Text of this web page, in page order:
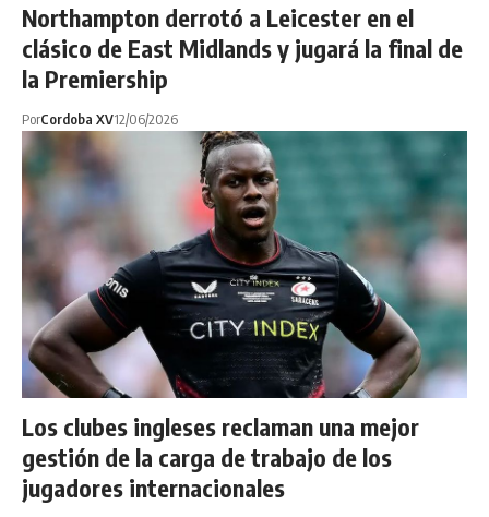
Northampton derrotó a Leicester en el
clásico de East Midlands y jugará la final de
la Premiership
PorCordoba XV12/06/2026
Los clubes ingleses reclaman una mejor
gestión de la carga de trabajo de los
jugadores internacionales